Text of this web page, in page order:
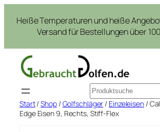
Inhalt
springen
Heiße Temperaturen und heiße
Versand für Bestellungen über
Suchen
Start/Shop/Golfschläger / Einzeleisen/
Edge Eisen 9, Rechts, Stiff-Flex